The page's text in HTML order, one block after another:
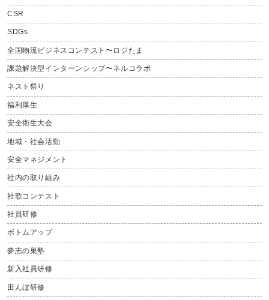
CSR
SDGs
全国物流ビジネスコンテスト〜ロジたま
課題解決型インターンシップ〜ネルコラボ
ネスト祭り
福利厚生
安全衛生大会
地域・社会活動
安全マネジメント
社内の取り組み
社歌コンテスト
社員研修
ボトムアップ
夢志の巣塾
新入社員研修
田んぼ研修